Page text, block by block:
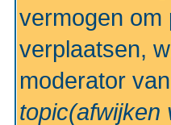
vermogen om
verplaatsen,
moderator
topic(afwijken